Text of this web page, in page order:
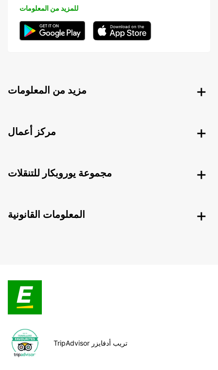
للمزيد من المعلومات
مزيد من المعلومات
مركز أعمال
مجموعة يوروبكار للتنقلات
المعلومات القانونية
TripAdvisor تريب أدفايزر